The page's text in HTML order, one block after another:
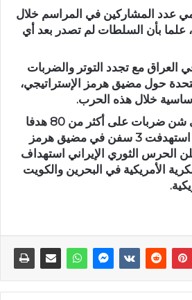
عدد المشاركين في المراسم خلال
علما بأن السلطات لم تصدر بعد أي
العراق مع تجدد التوتر والضربات
حول مضيق هرمز الإستراتيجي،
خلال هذه الحرب.
وأعلن الجيش الأمريكي شن ضربات على أكثر من 80 هدفا
إيرانيا ردا على هجمات استهدفت 3 سفن في مضيق هرمز
الحرس الثوري الإيراني استهداف
الأمريكية في البحرين والكويت